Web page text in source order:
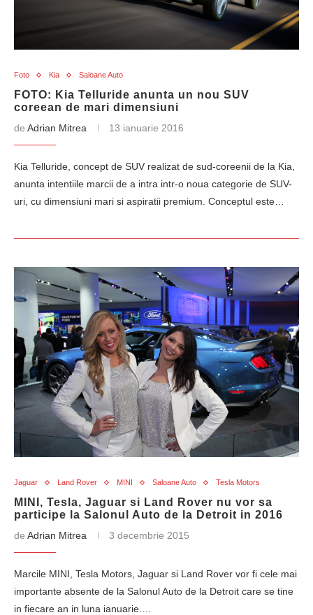
Foto Kia Saloane Auto
FOTO: Kia Telluride anunta un nou SUV
coreean de mari dimensiuni
de Adrian Mitrea 13 ianuarie 2016
Kia Telluride, concept de SUV realizat de sud-coreenii de la Kia,
anunta intentiile marcii de a intra intr-o noua categorie de SUV-
uri, cu dimensiuni mari si aspiratii premium. Conceptul este…
Jaguar Land Rover MINI Saloane Auto Tesla Motors
MINI, Tesla, Jaguar si Land Rover nu vor sa
participe la Salonul Auto de la Detroit in 2016
de Adrian Mitrea 3 decembrie 2015
Marcile MINI, Tesla Motors, Jaguar si Land Rover vor fi cele mai
importante absente de la Salonul Auto de la Detroit care se tine
in fiecare an in luna ianuarie.…